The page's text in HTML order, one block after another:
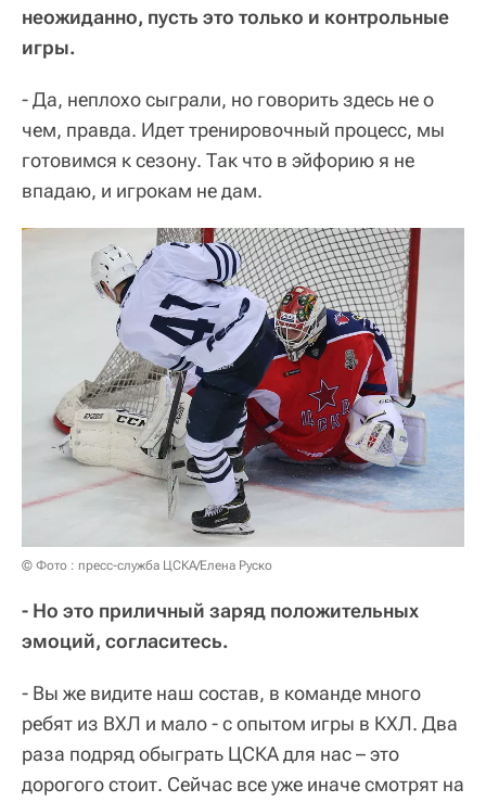
неожиданно, пусть это только и контрольные
игры.
- Да, неплохо сыграли, но говорить здесь не о
чем, правда. Идет тренировочный процесс, мы
готовимся к сезону. Так что в эйфорию я не
впадаю, и игрокам не дам.
© Фото : пресс-служба ЦСКА/Елена Руско
- Но это приличный заряд положительных
эмоций, согласитесь.
- Вы же видите наш состав, в команде много
ребят из ВХЛ и мало - с опытом игры в КХЛ. Два
раза подряд обыграть ЦСКА для нас – это
дорогого стоит. Сейчас все уже иначе смотрят на